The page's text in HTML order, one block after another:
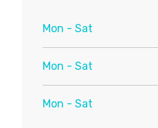
Mon - Sat
Mon - Sat
Mon - Sat